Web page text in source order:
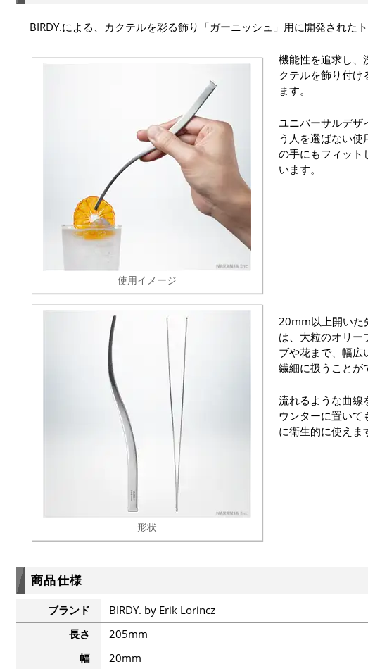
BIRDY.による、カクテルを彩る飾り「ガーニッシュ」用に開発されたト
使用イメージ
機能性を追求し、
クテルを飾り付け
ます。
ユニバーサルデザ
う人を選ばない使
の手にもフィット
います。
形状
20mm以上開いた
は、大粒のオリー
ブや花まで、幅広
繊細に扱うことが
流れるような曲線
ウンターに置いて
に衛生的に使えま
商品仕様
ブランド
BIRDY. by Erik Lorincz
長さ
205mm
幅
20mm